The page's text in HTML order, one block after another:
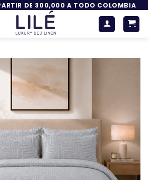
DE 300,000 A TODO COLOMBIA